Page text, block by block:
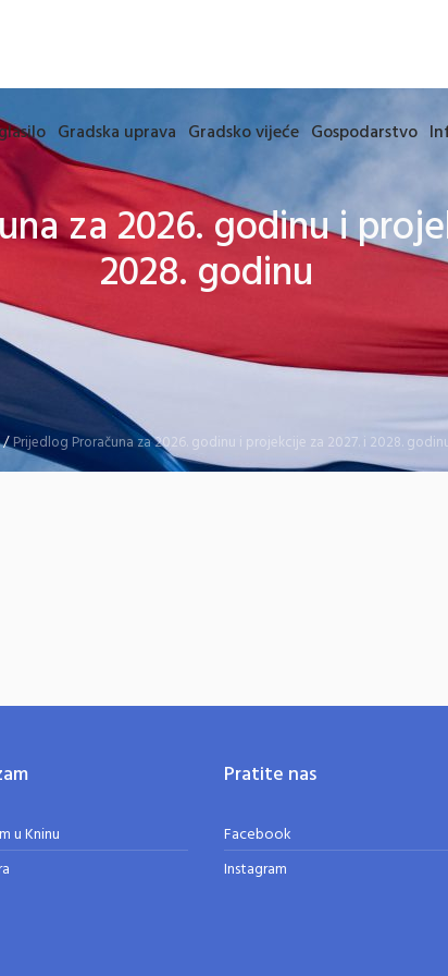
Gradska uprava Gradsko vijeće Gospodarstvo
za 2026. godinu i
2028. godinu
/Prijedlog Proračuna za 2026. godinu i projekcije za 2027. i 2028.
u Kninu
Pratite nas
Facebook
Instagram